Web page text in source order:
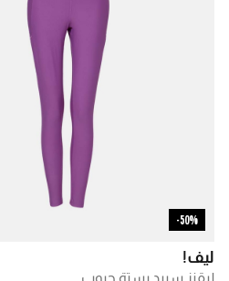
50%-
ليف!